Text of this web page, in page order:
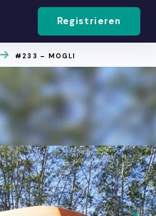
Registrieren
#233 – MOGLI